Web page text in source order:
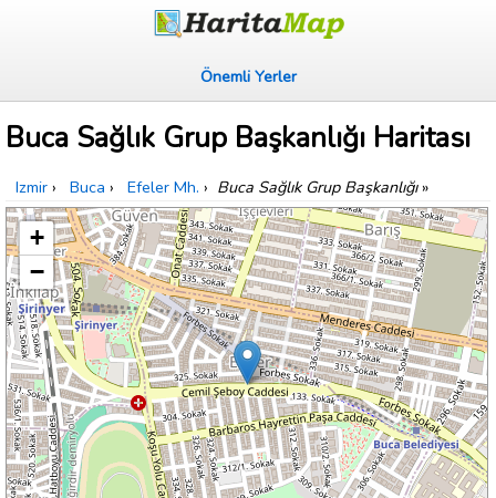
Önemli Yerler
Buca Sağlık Grup Başkanlığı Haritası
Izmir › Buca › Efeler Mh. › Buca Sağlık Grup Başkanlığı»
+
−